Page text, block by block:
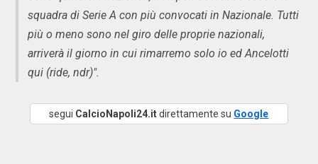
squadra di Serie A con più convocati in Nazionale. Tutti
più o meno sono nel giro delle proprie nazionali,
arriverà il giorno in cui rimarremo solo io ed Ancelotti
qui (ride, ndr)".
segui CalcioNapoli24.itdirettamente su Google